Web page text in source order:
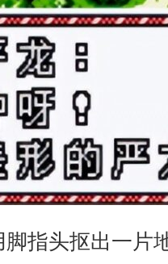
指头抠出一片